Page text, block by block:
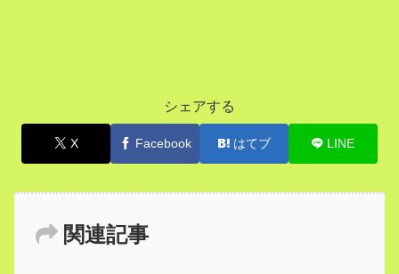
シェアする
X Facebook はてブ LINE
関連記事